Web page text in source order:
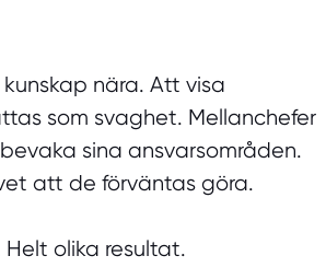
nära. Att visa
som svaghet. Mellanchefer
sina ansvarsområden.
att de förväntas göra.
olika resultat.